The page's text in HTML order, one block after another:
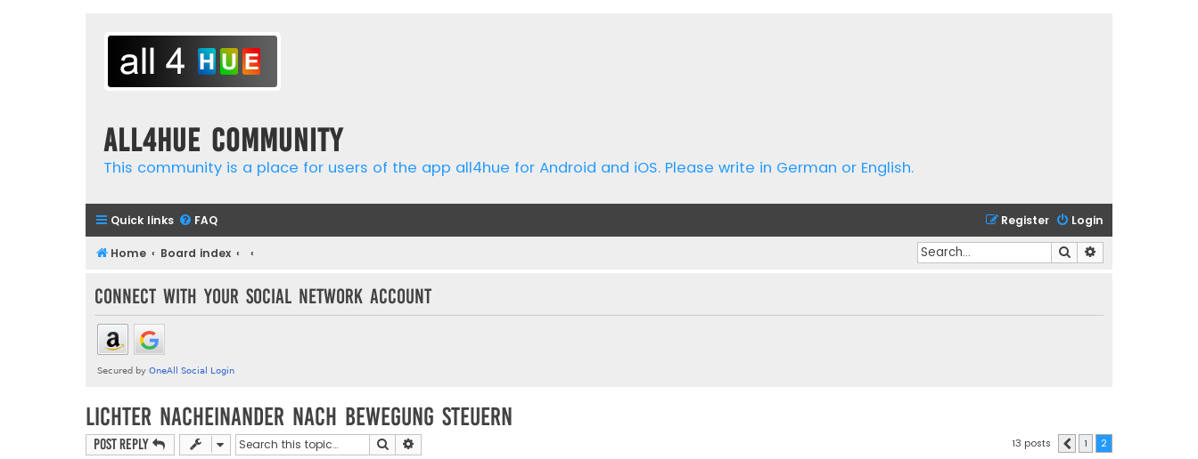
all4hue Community
This community is a place for users of the app all4hue for Android and iOS. Please write in German or English.
Quick links FAQ Login
Register
Home Board index Search
Connect with your social network account
Lichter nacheinander nach Bewegung steuern
Post Reply Search 13 posts Previous
1 2